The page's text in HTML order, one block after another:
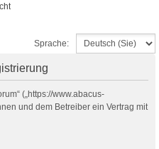
Sprache:
(„https://www.abacus-
und dem Betreiber ein Vertrag mit